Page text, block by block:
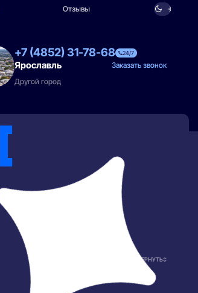
Отзывы
+7 (4852) 31-78-68 24/7
Ярославль
Заказать звонок
Другой город
РАЗВЕРНУТЬ